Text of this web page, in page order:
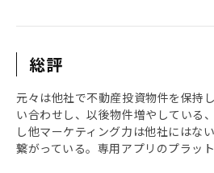
総評
元々は他社で不動産投資物件を保持
い合わせし、以後物件増やしている
し他マーケティング力は他社にはな
繋がっている。専用アプリのプラッ